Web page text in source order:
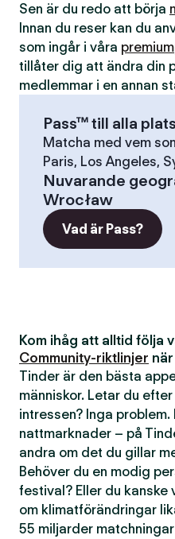
Sen är du redo att börja
Innan du reser kan du
som ingår i våra
tillåter dig att ändra din
medlemmar i en annan
Pass™ till alla
Matcha med vem
Paris, Los Angeles,
Nuvarande
Wrocław
Vad är Pass?
Kom ihåg att alltid följa
Community-riktlinjer
Tinder är den bästa
människor. Letar du
intressen? Inga problem.
nattmarknader – på
andra om det du gillar
Behöver du en modig
festival? Eller du kanske
om klimatförändringar
55 miljarder